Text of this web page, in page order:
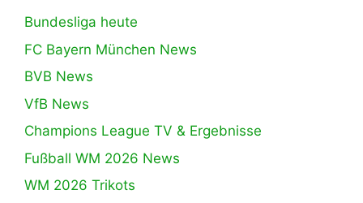
Bundesliga heute
FC Bayern München News
BVB News
VfB News
Champions League TV & Ergebnisse
Fußball WM 2026 News
WM 2026 Trikots